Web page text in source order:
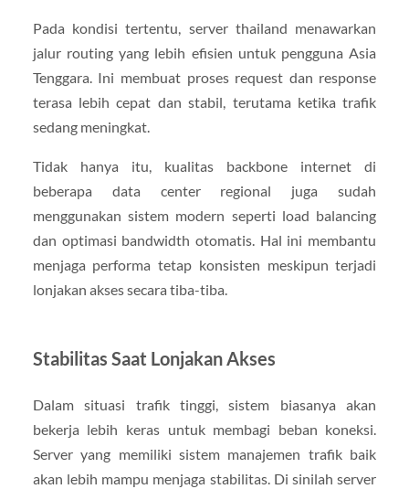
Pada kondisi tertentu, server thailand menawarkan
jalur routing yang lebih efisien untuk pengguna Asia
Tenggara. Ini membuat proses request dan response
terasa lebih cepat dan stabil, terutama ketika trafik
sedang meningkat.
Tidak hanya itu, kualitas backbone internet di
beberapa data center regional juga sudah
menggunakan sistem modern seperti load balancing
dan optimasi bandwidth otomatis. Hal ini membantu
menjaga performa tetap konsisten meskipun terjadi
lonjakan akses secara tiba-tiba.
Stabilitas Saat Lonjakan Akses
Dalam situasi trafik tinggi, sistem biasanya akan
bekerja lebih keras untuk membagi beban koneksi.
Server yang memiliki sistem manajemen trafik baik
akan lebih mampu menjaga stabilitas. Di sinilah server